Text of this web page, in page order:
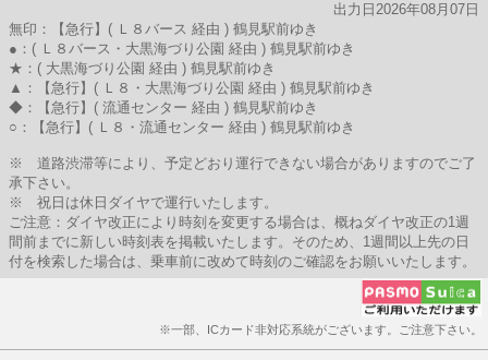
出力日2026年08月07日
無印：【急行】( Ｌ８バース 経由 ) 鶴見駅前ゆき
●：( Ｌ８バース・大黒海づり公園 経由 ) 鶴見駅前ゆき
★：( 大黒海づり公園 経由 ) 鶴見駅前ゆき
▲：【急行】( Ｌ８・大黒海づり公園 経由 ) 鶴見駅前ゆき
◆：【急行】( 流通センター 経由 ) 鶴見駅前ゆき
○：【急行】( Ｌ８・流通センター 経由 ) 鶴見駅前ゆき
※ 道路渋滞等により、予定どおり運行できない場合がありますのでご了
承下さい。
※ 祝日は休日ダイヤで運行いたします。
ご注意：ダイヤ改正により時刻を変更する場合は、概ねダイヤ改正の1週
間前までに新しい時刻表を掲載いたします。そのため、1週間以上先の日
付を検索した場合は、乗車前に改めて時刻のご確認をお願いいたします。
※一部、ICカード非対応系統がございます。ご注意下さい。